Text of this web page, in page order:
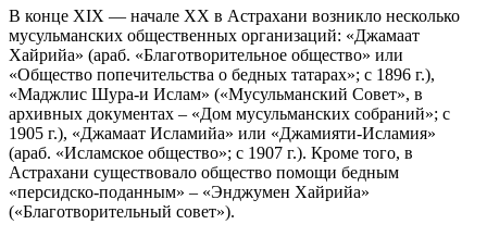
В конце XIX — начале XX в Астрахани возникло несколько
мусульманских общественных организаций: «Джамаат
Хайрийа» (араб. «Благотворительное общество» или
«Общество попечительства о бедных татарах»; с 1896 г.),
«Маджлис Шура-и Ислам» («Мусульманский Совет», в
архивных документах – «Дом мусульманских собраний»; с
1905 г.), «Джамаат Исламийа» или «Джамияти-Исламия»
(араб. «Исламское общество»; с 1907 г.). Кроме того, в
Астрахани существовало общество помощи бедным
«персидско-поданным» – «Энджумен Хайрийа»
(«Благотворительный совет»).